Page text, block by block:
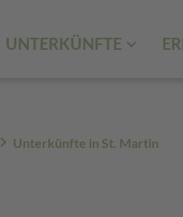
UNTERKÜNFTE
chevron_right Unterkünfte in St. Martin